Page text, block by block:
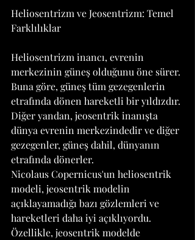
Heliosentrizm ve Jeosentrizm: Temel
Farklılıklar
Heliosentrizm inancı, evrenin
merkezinin güneş olduğunu öne sürer.
Buna göre, güneş tüm gezegenlerin
etrafında dönen hareketli bir yıldızdır.
Diğer yandan, jeosentrik inanışta
dünya evrenin merkezindedir ve diğer
gezegenler, güneş dahil, dünyanın
etrafında dönerler.
Nicolaus Copernicus'un heliosentrik
modeli, jeosentrik modelin
açıklayamadığı bazı gözlemleri ve
hareketleri daha iyi açıklıyordu.
Özellikle, jeosentrik modelde